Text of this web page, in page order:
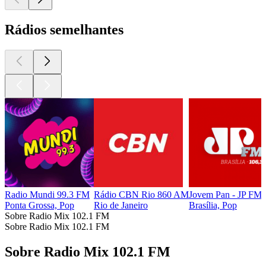
Rádios semelhantes
Radio Mundi 99.3 FM
Ponta Grossa, Pop
Rádio CBN Rio 860 AM
Rio de Janeiro
Jovem Pan - JP FM
Brasília, Pop
Sobre Radio Mix 102.1 FM
Sobre Radio Mix 102.1 FM
Sobre Radio Mix 102.1 FM